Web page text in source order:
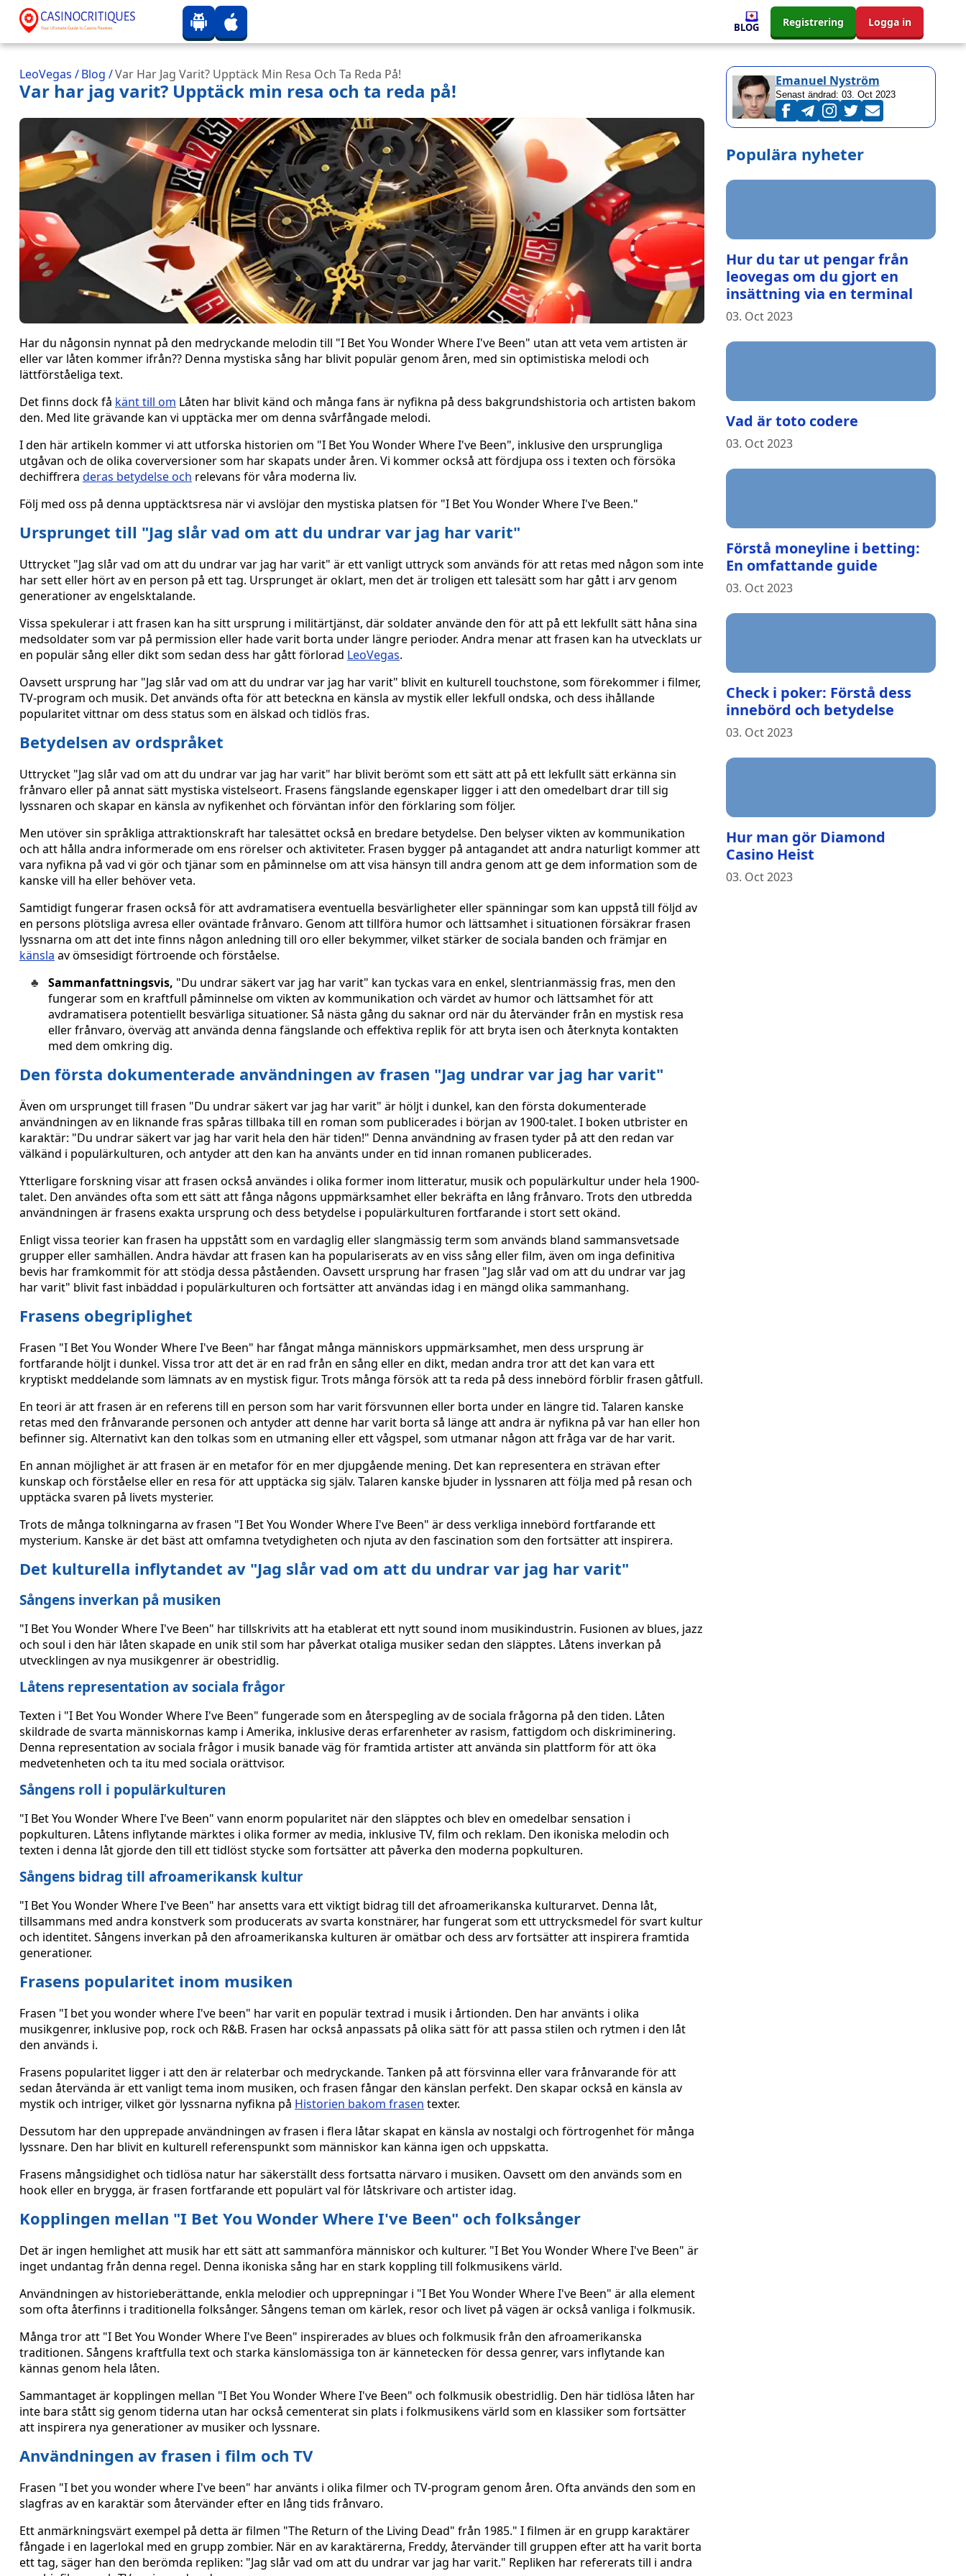
BLOG Registrering Logga in
LeoVegas /Blog /Var Har Jag Varit? Upptäck Min Resa Och Ta Reda På!
Var har jag varit? Upptäck min resa och ta reda på!
Har du någonsin nynnat på den medryckande melodin till "I Bet You Wonder Where I've Been" utan att veta vem artisten är
eller var låten kommer ifrån?? Denna mystiska sång har blivit populär genom åren, med sin optimistiska melodi och
lättförståeliga text.
Det finns dock få känt till om Låten har blivit känd och många fans är nyfikna på dess bakgrundshistoria och artisten bakom
den. Med lite grävande kan vi upptäcka mer om denna svårfångade melodi.
I den här artikeln kommer vi att utforska historien om "I Bet You Wonder Where I've Been", inklusive den ursprungliga
utgåvan och de olika coverversioner som har skapats under åren. Vi kommer också att fördjupa oss i texten och försöka
dechiffrera deras betydelse och relevans för våra moderna liv.
Följ med oss på denna upptäcktsresa när vi avslöjar den mystiska platsen för "I Bet You Wonder Where I've Been."
Ursprunget till "Jag slår vad om att du undrar var jag har varit"
Uttrycket "Jag slår vad om att du undrar var jag har varit" är ett vanligt uttryck som används för att retas med någon som inte
har sett eller hört av en person på ett tag. Ursprunget är oklart, men det är troligen ett talesätt som har gått i arv genom
generationer av engelsktalande.
Vissa spekulerar i att frasen kan ha sitt ursprung i militärtjänst, där soldater använde den för att på ett lekfullt sätt håna sina
medsoldater som var på permission eller hade varit borta under längre perioder. Andra menar att frasen kan ha utvecklats ur
en populär sång eller dikt som sedan dess har gått förlorad LeoVegas.
Oavsett ursprung har "Jag slår vad om att du undrar var jag har varit" blivit en kulturell touchstone, som förekommer i filmer,
TV-program och musik. Det används ofta för att beteckna en känsla av mystik eller lekfull ondska, och dess ihållande
popularitet vittnar om dess status som en älskad och tidlös fras.
Betydelsen av ordspråket
Uttrycket "Jag slår vad om att du undrar var jag har varit" har blivit berömt som ett sätt att på ett lekfullt sätt erkänna sin
frånvaro eller på annat sätt mystiska vistelseort. Frasens fängslande egenskaper ligger i att den omedelbart drar till sig
lyssnaren och skapar en känsla av nyfikenhet och förväntan inför den förklaring som följer.
Men utöver sin språkliga attraktionskraft har talesättet också en bredare betydelse. Den belyser vikten av kommunikation
och att hålla andra informerade om ens rörelser och aktiviteter. Frasen bygger på antagandet att andra naturligt kommer att
vara nyfikna på vad vi gör och tjänar som en påminnelse om att visa hänsyn till andra genom att ge dem information som de
kanske vill ha eller behöver veta.
Samtidigt fungerar frasen också för att avdramatisera eventuella besvärligheter eller spänningar som kan uppstå till följd av
en persons plötsliga avresa eller oväntade frånvaro. Genom att tillföra humor och lättsamhet i situationen försäkrar frasen
lyssnarna om att det inte finns någon anledning till oro eller bekymmer, vilket stärker de sociala banden och främjar en
känsla av ömsesidigt förtroende och förståelse.
Sammanfattningsvis, "Du undrar säkert var jag har varit" kan tyckas vara en enkel, slentrianmässig fras, men den
fungerar som en kraftfull påminnelse om vikten av kommunikation och värdet av humor och lättsamhet för att
avdramatisera potentiellt besvärliga situationer. Så nästa gång du saknar ord när du återvänder från en mystisk resa
eller frånvaro, överväg att använda denna fängslande och effektiva replik för att bryta isen och återknyta kontakten
med dem omkring dig.
Den första dokumenterade användningen av frasen "Jag undrar var jag har varit"
Även om ursprunget till frasen "Du undrar säkert var jag har varit" är höljt i dunkel, kan den första dokumenterade
användningen av en liknande fras spåras tillbaka till en roman som publicerades i början av 1900-talet. I boken utbrister en
karaktär: "Du undrar säkert var jag har varit hela den här tiden!" Denna användning av frasen tyder på att den redan var
välkänd i populärkulturen, och antyder att den kan ha använts under en tid innan romanen publicerades.
Ytterligare forskning visar att frasen också användes i olika former inom litteratur, musik och populärkultur under hela 1900-
talet. Den användes ofta som ett sätt att fånga någons uppmärksamhet eller bekräfta en lång frånvaro. Trots den utbredda
användningen är frasens exakta ursprung och dess betydelse i populärkulturen fortfarande i stort sett okänd.
Enligt vissa teorier kan frasen ha uppstått som en vardaglig eller slangmässig term som används bland sammansvetsade
grupper eller samhällen. Andra hävdar att frasen kan ha populariserats av en viss sång eller film, även om inga definitiva
bevis har framkommit för att stödja dessa påståenden. Oavsett ursprung har frasen "Jag slår vad om att du undrar var jag
har varit" blivit fast inbäddad i populärkulturen och fortsätter att användas idag i en mängd olika sammanhang.
Frasens obegriplighet
Frasen "I Bet You Wonder Where I've Been" har fångat många människors uppmärksamhet, men dess ursprung är
fortfarande höljt i dunkel. Vissa tror att det är en rad från en sång eller en dikt, medan andra tror att det kan vara ett
kryptiskt meddelande som lämnats av en mystisk figur. Trots många försök att ta reda på dess innebörd förblir frasen gåtfull.
En teori är att frasen är en referens till en person som har varit försvunnen eller borta under en längre tid. Talaren kanske
retas med den frånvarande personen och antyder att denne har varit borta så länge att andra är nyfikna på var han eller hon
befinner sig. Alternativt kan den tolkas som en utmaning eller ett vågspel, som utmanar någon att fråga var de har varit.
En annan möjlighet är att frasen är en metafor för en mer djupgående mening. Det kan representera en strävan efter
kunskap och förståelse eller en resa för att upptäcka sig själv. Talaren kanske bjuder in lyssnaren att följa med på resan och
upptäcka svaren på livets mysterier.
Trots de många tolkningarna av frasen "I Bet You Wonder Where I've Been" är dess verkliga innebörd fortfarande ett
mysterium. Kanske är det bäst att omfamna tvetydigheten och njuta av den fascination som den fortsätter att inspirera.
Det kulturella inflytandet av "Jag slår vad om att du undrar var jag har varit"
Sångens inverkan på musiken
"I Bet You Wonder Where I've Been" har tillskrivits att ha etablerat ett nytt sound inom musikindustrin. Fusionen av blues, jazz
och soul i den här låten skapade en unik stil som har påverkat otaliga musiker sedan den släpptes. Låtens inverkan på
utvecklingen av nya musikgenrer är obestridlig.
Låtens representation av sociala frågor
Texten i "I Bet You Wonder Where I've Been" fungerade som en återspegling av de sociala frågorna på den tiden. Låten
skildrade de svarta människornas kamp i Amerika, inklusive deras erfarenheter av rasism, fattigdom och diskriminering.
Denna representation av sociala frågor i musik banade väg för framtida artister att använda sin plattform för att öka
medvetenheten och ta itu med sociala orättvisor.
Sångens roll i populärkulturen
"I Bet You Wonder Where I've Been" vann enorm popularitet när den släpptes och blev en omedelbar sensation i
popkulturen. Låtens inflytande märktes i olika former av media, inklusive TV, film och reklam. Den ikoniska melodin och
texten i denna låt gjorde den till ett tidlöst stycke som fortsätter att påverka den moderna popkulturen.
Sångens bidrag till afroamerikansk kultur
"I Bet You Wonder Where I've Been" har ansetts vara ett viktigt bidrag till det afroamerikanska kulturarvet. Denna låt,
tillsammans med andra konstverk som producerats av svarta konstnärer, har fungerat som ett uttrycksmedel för svart kultur
och identitet. Sångens inverkan på den afroamerikanska kulturen är omätbar och dess arv fortsätter att inspirera framtida
generationer.
Frasens popularitet inom musiken
Frasen "I bet you wonder where I've been" har varit en populär textrad i musik i årtionden. Den har använts i olika
musikgenrer, inklusive pop, rock och R&B. Frasen har också anpassats på olika sätt för att passa stilen och rytmen i den låt
den används i.
Frasens popularitet ligger i att den är relaterbar och medryckande. Tanken på att försvinna eller vara frånvarande för att
sedan återvända är ett vanligt tema inom musiken, och frasen fångar den känslan perfekt. Den skapar också en känsla av
mystik och intriger, vilket gör lyssnarna nyfikna på Historien bakom frasen texter.
Dessutom har den upprepade användningen av frasen i flera låtar skapat en känsla av nostalgi och förtrogenhet för många
lyssnare. Den har blivit en kulturell referenspunkt som människor kan känna igen och uppskatta.
Frasens mångsidighet och tidlösa natur har säkerställt dess fortsatta närvaro i musiken. Oavsett om den används som en
hook eller en brygga, är frasen fortfarande ett populärt val för låtskrivare och artister idag.
Kopplingen mellan "I Bet You Wonder Where I've Been" och folksånger
Det är ingen hemlighet att musik har ett sätt att sammanföra människor och kulturer. "I Bet You Wonder Where I've Been" är
inget undantag från denna regel. Denna ikoniska sång har en stark koppling till folkmusikens värld.
Användningen av historieberättande, enkla melodier och upprepningar i "I Bet You Wonder Where I've Been" är alla element
som ofta återfinns i traditionella folksånger. Sångens teman om kärlek, resor och livet på vägen är också vanliga i folkmusik.
Många tror att "I Bet You Wonder Where I've Been" inspirerades av blues och folkmusik från den afroamerikanska
traditionen. Sångens kraftfulla text och starka känslomässiga ton är kännetecken för dessa genrer, vars inflytande kan
kännas genom hela låten.
Sammantaget är kopplingen mellan "I Bet You Wonder Where I've Been" och folkmusik obestridlig. Den här tidlösa låten har
inte bara stått sig genom tiderna utan har också cementerat sin plats i folkmusikens värld som en klassiker som fortsätter
att inspirera nya generationer av musiker och lyssnare.
Användningen av frasen i film och TV
Frasen "I bet you wonder where I've been" har använts i olika filmer och TV-program genom åren. Ofta används den som en
slagfras av en karaktär som återvänder efter en lång tids frånvaro.
Ett anmärkningsvärt exempel på detta är filmen "The Return of the Living Dead" från 1985." I filmen är en grupp karaktärer
fångade i en lagerlokal med en grupp zombier. När en av karaktärerna, Freddy, återvänder till gruppen efter att ha varit borta
ett tag, säger han den berömda repliken: "Jag slår vad om att du undrar var jag har varit." Repliken har refererats till i andra
Emanuel Nyström
Senast ändrad: 03. Oct 2023
Populära nyheter
Hur du tar ut pengar från
leovegas om du gjort en
insättning via en terminal
03. Oct 2023
Vad är toto codere
03. Oct 2023
Förstå moneyline i betting:
En omfattande guide
03. Oct 2023
Check i poker: Förstå dess
innebörd och betydelse
03. Oct 2023
Hur man gör Diamond
Casino Heist
03. Oct 2023